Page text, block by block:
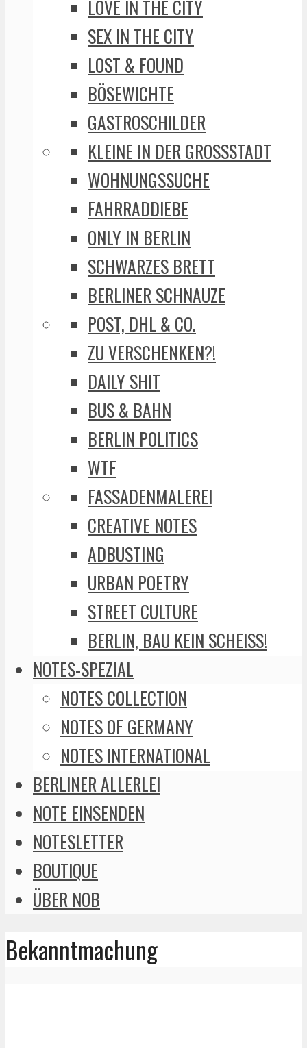
LOVE IN THE CITY
SEX IN THE CITY
LOST & FOUND
BÖSEWICHTE
GASTROSCHILDER
KLEINE IN DER GROSSSTADT
WOHNUNGSSUCHE
FAHRRADDIEBE
ONLY IN BERLIN
SCHWARZES BRETT
BERLINER SCHNAUZE
POST, DHL & CO.
ZU VERSCHENKEN?!
DAILY SHIT
BUS & BAHN
BERLIN POLITICS
WTF
FASSADENMALEREI
CREATIVE NOTES
ADBUSTING
URBAN POETRY
STREET CULTURE
BERLIN, BAU KEIN SCHEISS!
NOTES-SPEZIAL
NOTES COLLECTION
NOTES OF GERMANY
NOTES INTERNATIONAL
BERLINER ALLERLEI
NOTE EINSENDEN
NOTESLETTER
BOUTIQUE
ÜBER NOB
Bekanntmachung